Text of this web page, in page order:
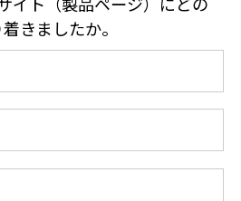
イト（製品ページ）にどの
きましたか。